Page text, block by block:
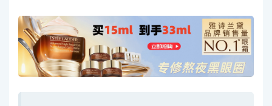
丽的卡拉卡塔斑纹大理石、明翠绿及拿破仑红大理石等多
种珍稀石材，并搭配条纹树脂石膏板，含沙树脂镶嵌等特
殊工艺，共同构筑出引人入胜的空间韵律。